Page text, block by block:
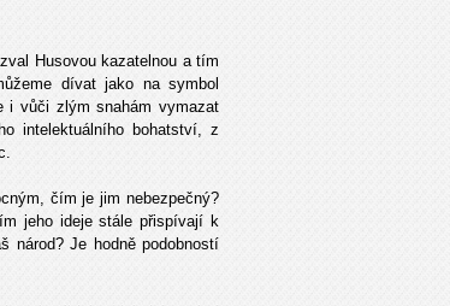
Husovou kazatelnou a tím
dívat jako na symbol
i vůči zlým snahám vymazat
intelektuálního bohatství, z
čím je jim nebezpečný?
jeho ideje stále přispívají k
národ? Je hodně podobností